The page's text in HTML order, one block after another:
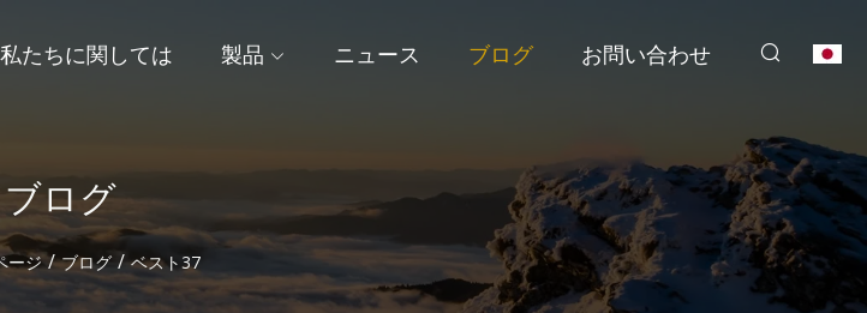
私たちに関しては 製品 ニュース ブログ お問い合わせ
ブログ
ージ / ブログ / ベスト37